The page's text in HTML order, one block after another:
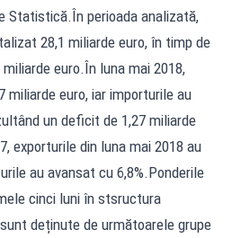
Statistică.În perioada analizată,
28,1 miliarde euro, în timp de
euro.În luna mai 2018,
miliarde euro, iar importurile au
un deficit de 1,27 miliarde
exporturile din luna mai 2018 au
au avansat cu 6,8%.Ponderile
cinci luni în stsructura
deținute de următoarele grupe